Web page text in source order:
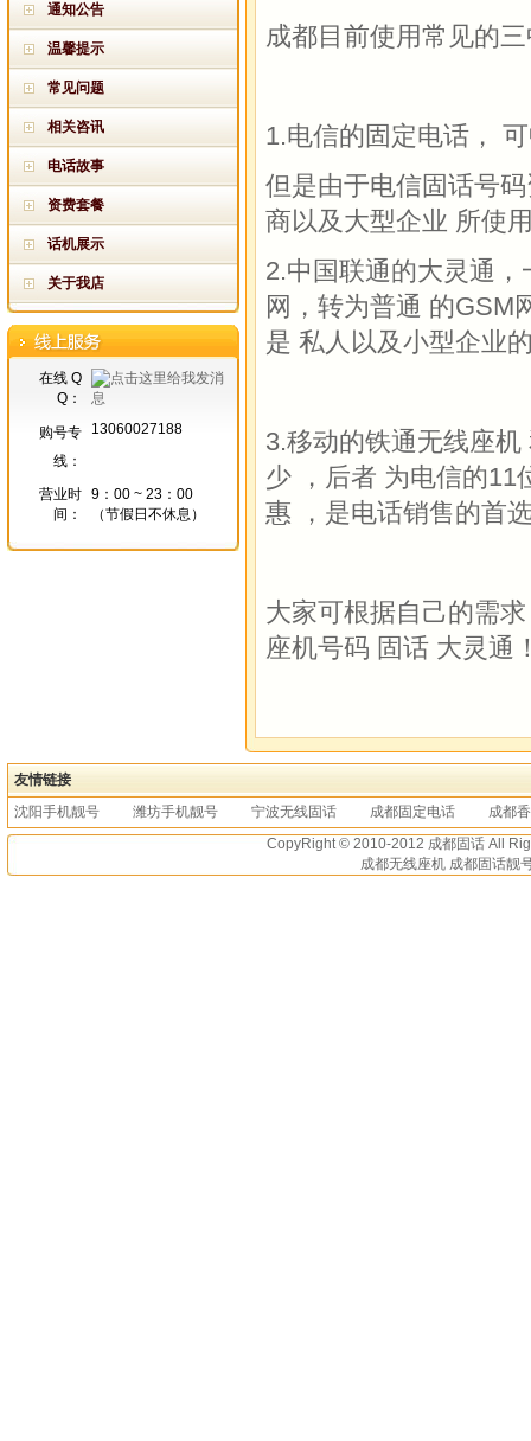
通知公告
温馨提示
常见问题
相关咨讯
电话故事
资费套餐
话机展示
关于我店
在线 Q
Q：
购号专
线：
13060027188
营业时
间：
9：00 ~ 23：00
（节假日不休息）
成都目前使用常见的
1.电信的固定电话，
但是由于电信固话号
商以及大型企业 所使
2.中国联通的大灵通
网，转为普通 的GSM
是 私人以及小型企业
3.移动的铁通无线座
少 ，后者 为电信的11
惠 ，是电话销售的首
大家可根据自己的需
座机号码 固话 大灵通
友情链接
沈阳手机靓号
潍坊手机靓号 宁波无线固话 成都固定电话
成都
CopyRight © 2010-2012 成都固话All
成都无线座机 成都固话靓